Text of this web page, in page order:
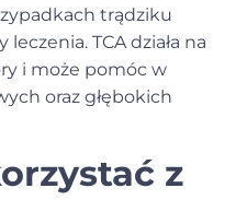
trądziku
TCA działa na
i może pomóc w
oraz głębokich
z